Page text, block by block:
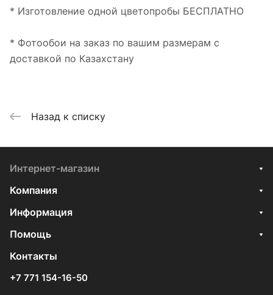
* Изготовление одной цветопробы БЕСПЛАТНО
* Фотообои на заказ по вашим размерам с
доставкой по Казахстану
Назад к списку
Интернет-магазин
Компания
Информация
Помощь
Контакты
+7 771 154-16-50